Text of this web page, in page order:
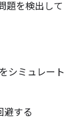
題を検出して
シミュレート
避する